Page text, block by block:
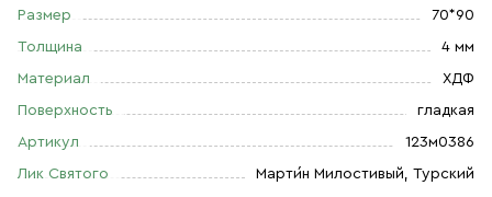
Размер 70*90
Толщина 4 мм
Материал ХДФ
Поверхность гладкая
Артикул 123м0386
Лик Святого Марти́н Милостивый, Турский